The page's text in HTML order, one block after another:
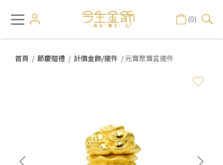
(0)
首頁 / 節慶贈禮 / 計價金飾/擺件 / 元寶聚寶盆擺件